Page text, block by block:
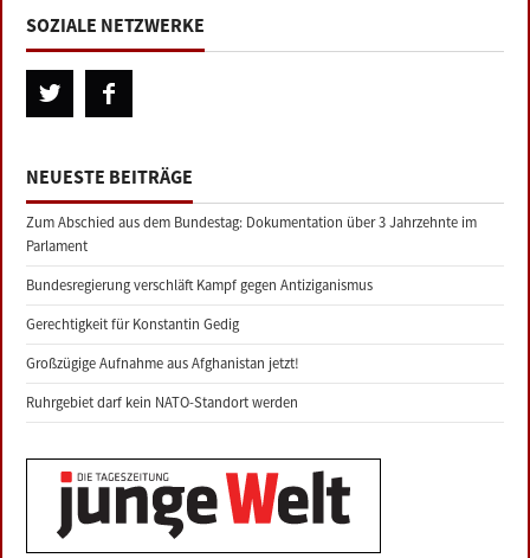
SOZIALE NETZWERKE
NEUESTE BEITRÄGE
Zum Abschied aus dem Bundestag: Dokumentation über 3 Jahrzehnte im
Parlament
Bundesregierung verschläft Kampf gegen Antiziganismus
Gerechtigkeit für Konstantin Gedig
Großzügige Aufnahme aus Afghanistan jetzt!
Ruhrgebiet darf kein NATO-Standort werden